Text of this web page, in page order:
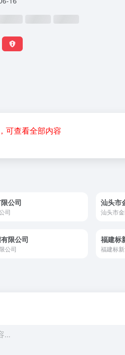
可查看全部内容
公司
司
汕头市
汕头市
限公司
公司
福建标
福建标